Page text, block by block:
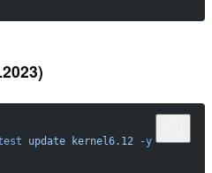
update kernel6.12 -y